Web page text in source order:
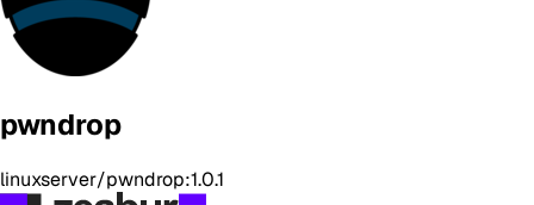
pwndrop
linuxserver/pwndrop:1.0.1